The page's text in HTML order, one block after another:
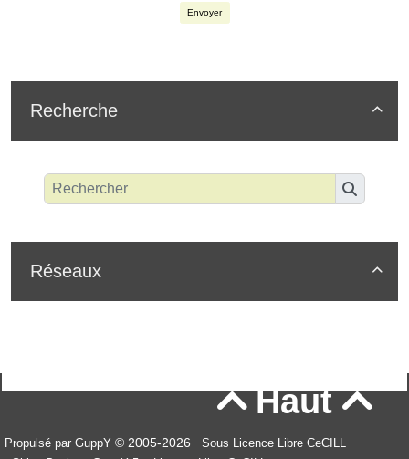
Envoyer

Recherche

Réseaux
Haut
Propulsé par GuppY © 2005-2026
Sous Licence Libre CeCILL